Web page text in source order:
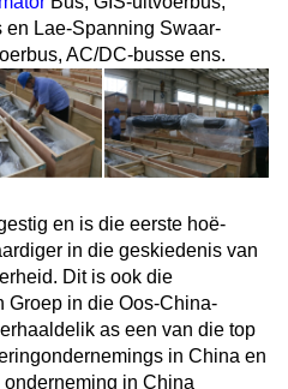
Lae-Spanning Swaar-
AC/DC-busse ens.
en is die eerste hoë-
in die geskiedenis van
Dit is ook die
Groep in die Oos-China-
as een van die top
in China en
in China